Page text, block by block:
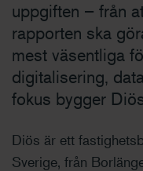
uppgiften – från
rapporten ska
mest väsentliga
digitalisering,
fokus bygger
Diös är ett
Sverige, från